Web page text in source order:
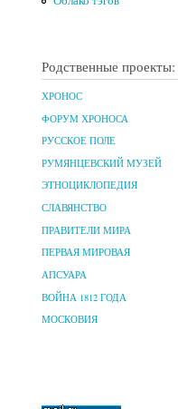
Родственные проекты:
ХРОНОС
ФОРУМ ХРОНОСА
РУССКОЕ ПОЛЕ
РУМЯНЦЕВСКИЙ МУЗЕЙ
ЭТНОЦИКЛОПЕДИЯ
СЛАВЯНСТВО
ПРАВИТЕЛИ МИРА
ПЕРВАЯ МИРОВАЯ
АПСУАРА
ВОЙНА 1812 ГОДА
МОСКОВИЯ